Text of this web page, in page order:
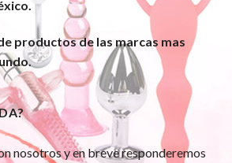
productos de las marcas mas
nosotros y en breve responderemos